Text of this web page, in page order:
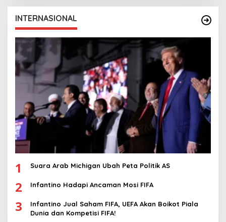
INTERNASIONAL
1 Suara Arab Michigan Ubah Peta Politik AS
2 Infantino Hadapi Ancaman Mosi FIFA
3
Infantino Jual Saham FIFA, UEFA Akan Boikot Piala
Dunia dan Kompetisi FIFA!